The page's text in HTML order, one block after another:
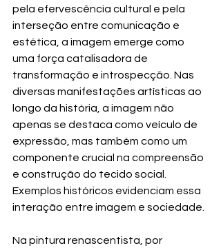
pela efervescência cultural e pela
interseção entre comunicação e
estética, a imagem emerge como
uma força catalisadora de
transformação e introspecção. Nas
diversas manifestações artísticas ao
longo da história, a imagem não
apenas se destaca como veículo de
expressão, mas também como um
componente crucial na compreensão
e construção do tecido social.
Exemplos históricos evidenciam essa
interação entre imagem e sociedade.
Na pintura renascentista, por